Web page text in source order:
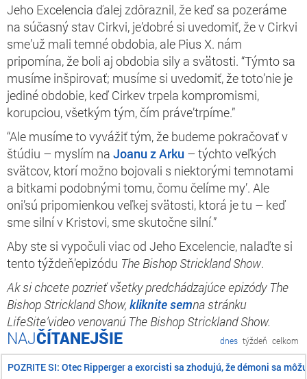
Jeho Excelencia ďalej zdôraznil, že keď sa pozeráme
na súčasný stav Cirkvi, je’dobré si uvedomiť, že v Cirkvi
sme’už mali temné obdobia, ale Pius X. nám
pripomína, že boli aj obdobia sily a svätosti. “Týmto sa
musíme inšpirovať; musíme si uvedomiť, že toto’nie je
jediné obdobie, keď Cirkev trpela kompromismi,
korupciou, všetkým tým, čím práve’trpíme.”
“Ale musíme to vyvážiť tým, že budeme pokračovať v
štúdiu – myslím na Joanu z Arku – týchto veľkých
svätcov, ktorí možno bojovali s niektorými temnotami
a bitkami podobnými tomu, čomu čelíme my’. Ale
oni’sú pripomienkou veľkej svätosti, ktorá je tu – keď
sme silní v Kristovi, sme skutočne silní.”
Aby ste si vypočuli viac od Jeho Excelencie, nalaďte si
tento týždeň’epizódu The Bishop Strickland Show.
Ak si chcete pozrieť všetky predchádzajúce epizódy The
Bishop Strickland Show, kliknite semna stránku
LifeSite’video venovanú The Bishop Strickland Show.
ČÍTANEJŠIE dnes týždeň celkom
POZRITE SI: Otec Ripperger a exorcisti sa zhodujú, že démoni sa